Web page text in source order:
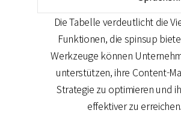
Die Tabelle verdeutlicht die
Funktionen, die spinsup
Werkzeuge können
unterstützen, ihre Content-
Strategie zu optimieren und
effektiver zu erreichen.